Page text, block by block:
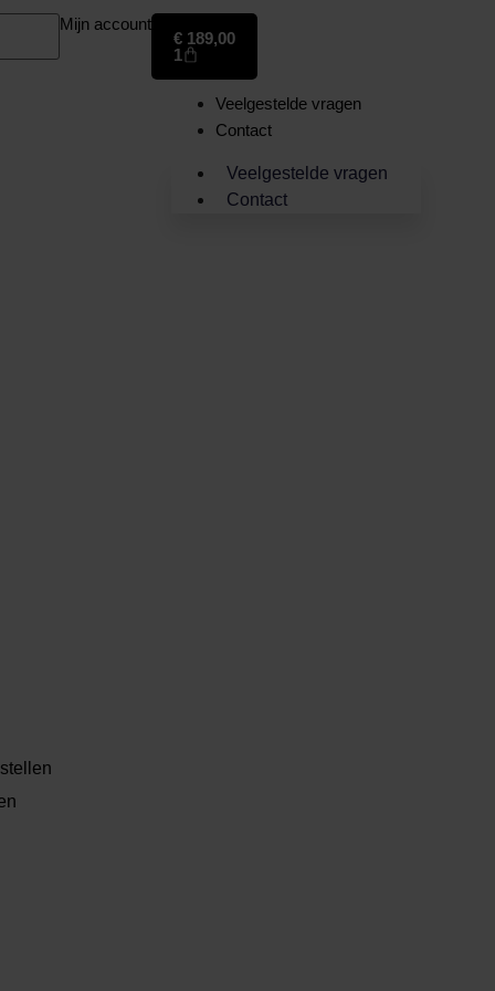
Mijn account
€ 189,00
1
Veelgestelde vragen
Contact
Veelgestelde vragen
Contact